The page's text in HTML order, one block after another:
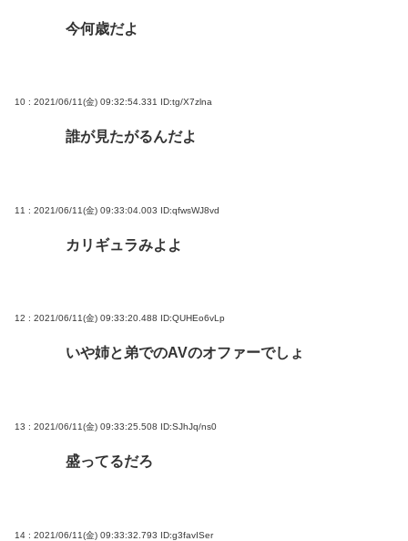
今何歳だよ
10 : 2021/06/11(金) 09:32:54.331 ID:tg/X7zlna
誰が見たがるんだよ
11 : 2021/06/11(金) 09:33:04.003 ID:qfwsWJ8vd
カリギュラみよよ
12 : 2021/06/11(金) 09:33:20.488 ID:QUHEo6vLp
いや姉と弟でのAVのオファーでしょ
13 : 2021/06/11(金) 09:33:25.508 ID:SJhJq/ns0
盛ってるだろ
14 : 2021/06/11(金) 09:33:32.793 ID:g3favISer